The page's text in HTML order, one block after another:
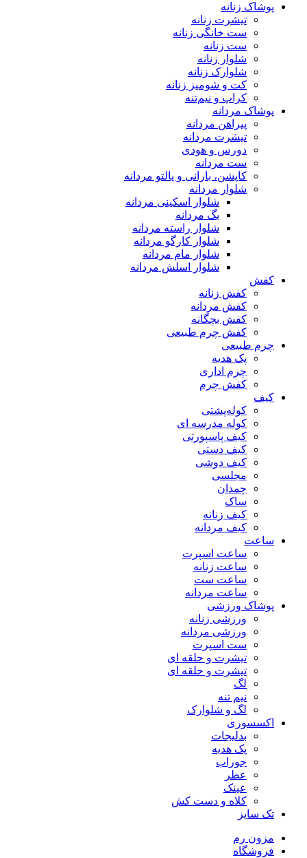
پوشاک زنانه
تیشرت زنانه
ست خانگی زنانه
ست زنانه
شلوار زنانه
شلوارک زنانه
کت و شومیز زنانه
کراپ و نیم‌تنه
پوشاک مردانه
پیراهن مردانه
تیشرت مردانه
دورس و هودی
ست مردانه
کاپشن، بارانی و پالتو مردانه
شلوار مردانه
شلوار اسکینی مردانه
بگ مردانه
شلوار راسته مردانه
شلوار کارگو مردانه
شلوار مام مردانه
شلوار اسلش مردانه
کفش
کفش زنانه
کفش مردانه
کفش بچگانه
کفش چرم طبیعی
چرم طبیعی
پک هدیه
چرم اداری
کفش چرم
کیف
کوله‌پشتی
کوله مدرسه ای
کیف پاسپورتی
کیف دستی
کیف دوشی
مجلسی
چمدان
ساک
کیف زنانه
کیف مردانه
ساعت
ساعت اسپرت
ساعت زنانه
ساعت ست
ساعت مردانه
پوشاک ورزشی
ورزشی زنانه
ورزشی مردانه
ست اسپرت
تیشرت و حلقه ای
تیشرت و حلقه ای
لگ
نیم تنه
لگ و شلوارک
اکسسوری
بدلیجات
پک هدیه
جوراب
عطر
عینک
کلاه و دست کش
تک سایز
مزون رم
فروشگاه